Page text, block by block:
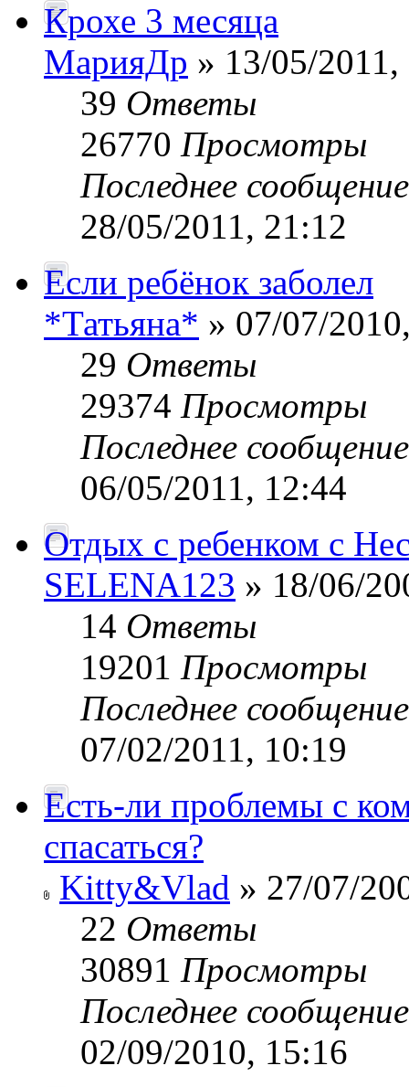
Крохе 3 месяца
МарияДр » 13/05/2011,
39 Ответы
26770 Просмотры
Последнее
28/05/2011, 21:12
Если ребёнок заболел
*Татьяна* » 07/07/
29 Ответы
29374 Просмотры
Последнее
06/05/2011, 12:44
Отдых с ребенком с
SELENA123 » 18/06/
14 Ответы
19201 Просмотры
Последнее
07/02/2011, 10:19
Есть-ли проблемы с
спасаться?
Kitty&Vlad » 27/07/
22 Ответы
30891 Просмотры
Последнее
02/09/2010, 15:16